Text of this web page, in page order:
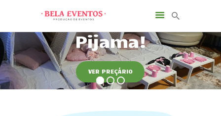
INÍCIO
SERVIÇOS
VER PREÇÁRIO